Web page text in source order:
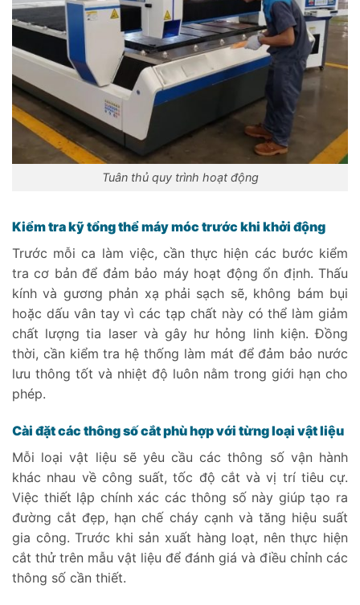
Tuân thủ quy trình hoạt động
Kiểm tra kỹ tổng thể máy móc trước khi khởi động
Trước mỗi ca làm việc, cần thực hiện các bước kiểm
tra cơ bản để đảm bảo máy hoạt động ổn định. Thấu
kính và gương phản xạ phải sạch sẽ, không bám bụi
hoặc dấu vân tay vì các tạp chất này có thể làm giảm
chất lượng tia laser và gây hư hỏng linh kiện. Đồng
thời, cần kiểm tra hệ thống làm mát để đảm bảo nước
lưu thông tốt và nhiệt độ luôn nằm trong giới hạn cho
phép.
Cài đặt các thông số cắt phù hợp với từng loại vật liệu
Mỗi loại vật liệu sẽ yêu cầu các thông số vận hành
khác nhau về công suất, tốc độ cắt và vị trí tiêu cự.
Việc thiết lập chính xác các thông số này giúp tạo ra
đường cắt đẹp, hạn chế cháy cạnh và tăng hiệu suất
gia công. Trước khi sản xuất hàng loạt, nên thực hiện
cắt thử trên mẫu vật liệu để đánh giá và điều chỉnh các
thông số cần thiết.